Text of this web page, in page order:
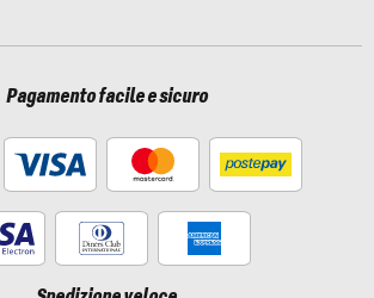
Pagamento facile e sicuro